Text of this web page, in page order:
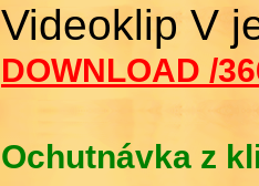
Videoklip V
DOWNLOAD /
Ochutnávka z